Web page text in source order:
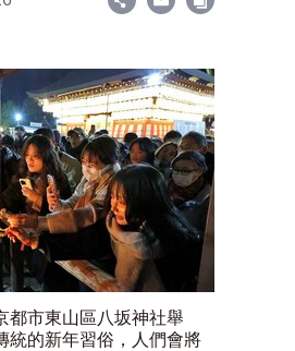
都市東山區八坂神社舉
統的新年習俗，人們會將